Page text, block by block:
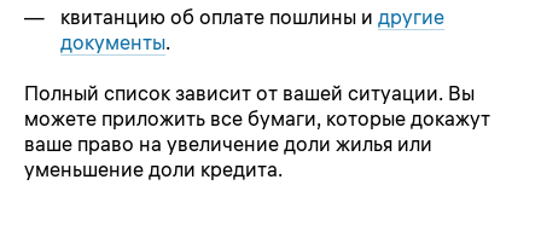
квитанцию об оплате пошлины и другие
документы.
Полный список зависит от вашей ситуации. Вы
можете приложить все бумаги, которые докажут
ваше право на увеличение доли жилья или
уменьшение доли кредита.